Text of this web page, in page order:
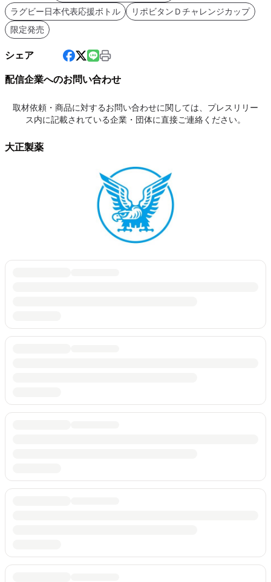
ラグビー日本代表応援ボトル
リポビタンＤチャレンジカップ
限定発売
シェア
配信企業へのお問い合わせ
取材依頼・商品に対するお問い合わせに関しては、プレスリリー
ス内に記載されている企業・団体に直接ご連絡ください。
大正製薬